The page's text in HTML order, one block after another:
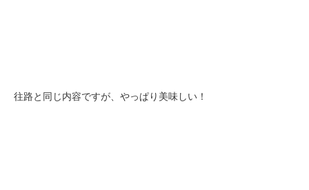
往路と同じ内容ですが、やっぱり美味しい！